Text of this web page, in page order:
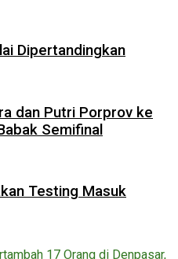
Dipertandingkan
dan Putri Porprov ke
Semifinal
Testing Masuk